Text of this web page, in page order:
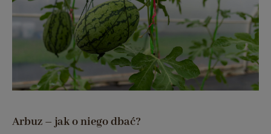
Arbuz – jak o niego dbać?